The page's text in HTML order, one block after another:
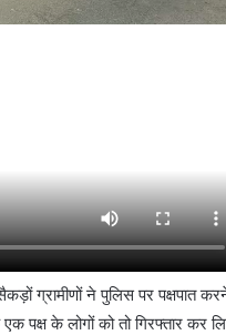
ग्रामीणों ने पुलिस पर पक्षपात
पक्ष के लोगों को तो गिरफ्तार कर